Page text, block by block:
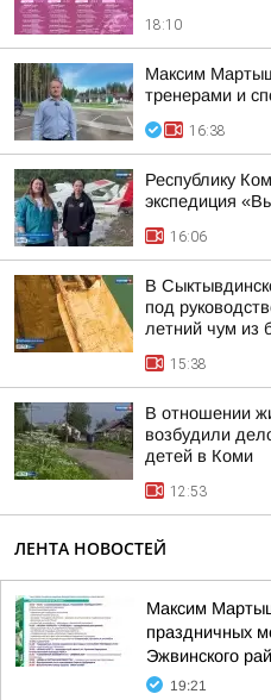
18:10
Максим
тренерами и
16:38
Республику
экспедиция
16:06
В
под
летний чум из
15:38
В отношении
возбудили
детей в Коми
12:53
ЛЕНТА НОВОСТЕЙ
Максим
праздничных
Эжвинского
19:21